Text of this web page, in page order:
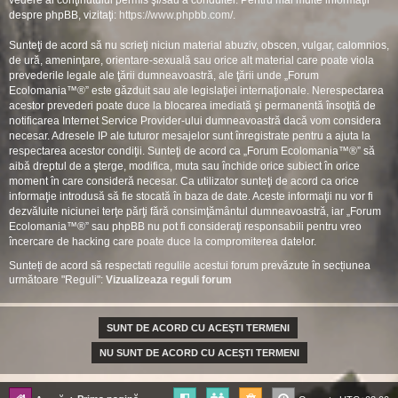
despre phpBB, vizitaţi: https://www.phpbb.com/.
Sunteţi de acord să nu scrieţi niciun material abuziv, obscen, vulgar, calomnios,
de ură, ameninţare, orientare-sexuală sau orice alt material care poate viola
prevederile legale ale ţării dumneavoastră, ale ţării unde „Forum
Ecolomania™®” este găzduit sau ale legislaţiei internaţionale. Nerespectarea
acestor prevederi poate duce la blocarea imediată şi permanentă însoţită de
notificarea Internet Service Provider-ului dumneavoastră dacă vom considera
necesar. Adresele IP ale tuturor mesajelor sunt înregistrate pentru a ajuta la
respectarea acestor condiţii. Sunteţi de acord ca „Forum Ecolomania™®” să
aibă dreptul de a şterge, modifica, muta sau închide orice subiect în orice
moment în care consideră necesar. Ca utilizator sunteţi de acord ca orice
informaţie introdusă să fie stocată în baza de date. Aceste informaţii nu vor fi
dezvăluite niciunei terţe părţi fără consimţământul dumneavoastră, iar „Forum
Ecolomania™®” sau phpBB nu pot fi consideraţi responsabili pentru vreo
încercare de hacking care poate duce la compromiterea datelor.
Sunteți de acord să respectati regulile acestui forum prevăzute în secțiunea
următoare "Reguli": Vizualizeaza reguli forum